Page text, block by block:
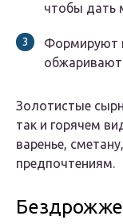
чтобы дать
Формируют
обжаривают
Золотистые
так и горячем
варенье,
предпочтениям.